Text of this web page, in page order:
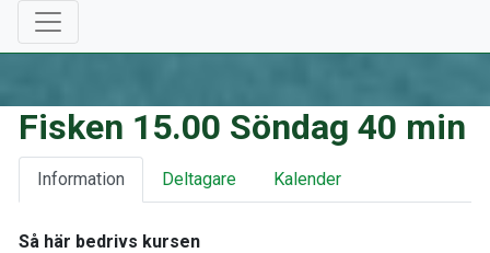
Fisken 15.00 Söndag 40 min
Information Deltagare Kalender
Så här bedrivs kursen